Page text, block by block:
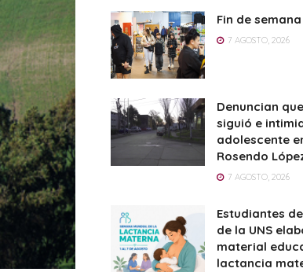
Fin de
7 AGOSTO, 2026
Denuncian
siguió e
adolescente
Rosendo
7 AGOSTO, 2026
Estudiantes
de la UNS
material
lactancia